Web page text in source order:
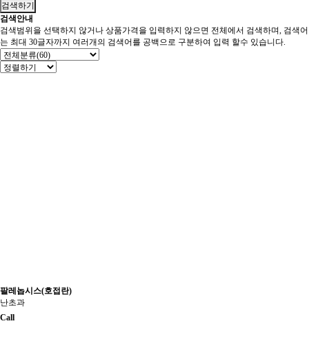
검색하기
검색안내
검색범위을 선택하지 않거나 상품가격을 입력하지 않으면 전체에서 검색하며, 검색어
는 최대 30글자까지 여러개의 검색어를 공백으로 구분하여 입력 할수 있습니다.
팔레놉시스(호접란)
난초과
Call